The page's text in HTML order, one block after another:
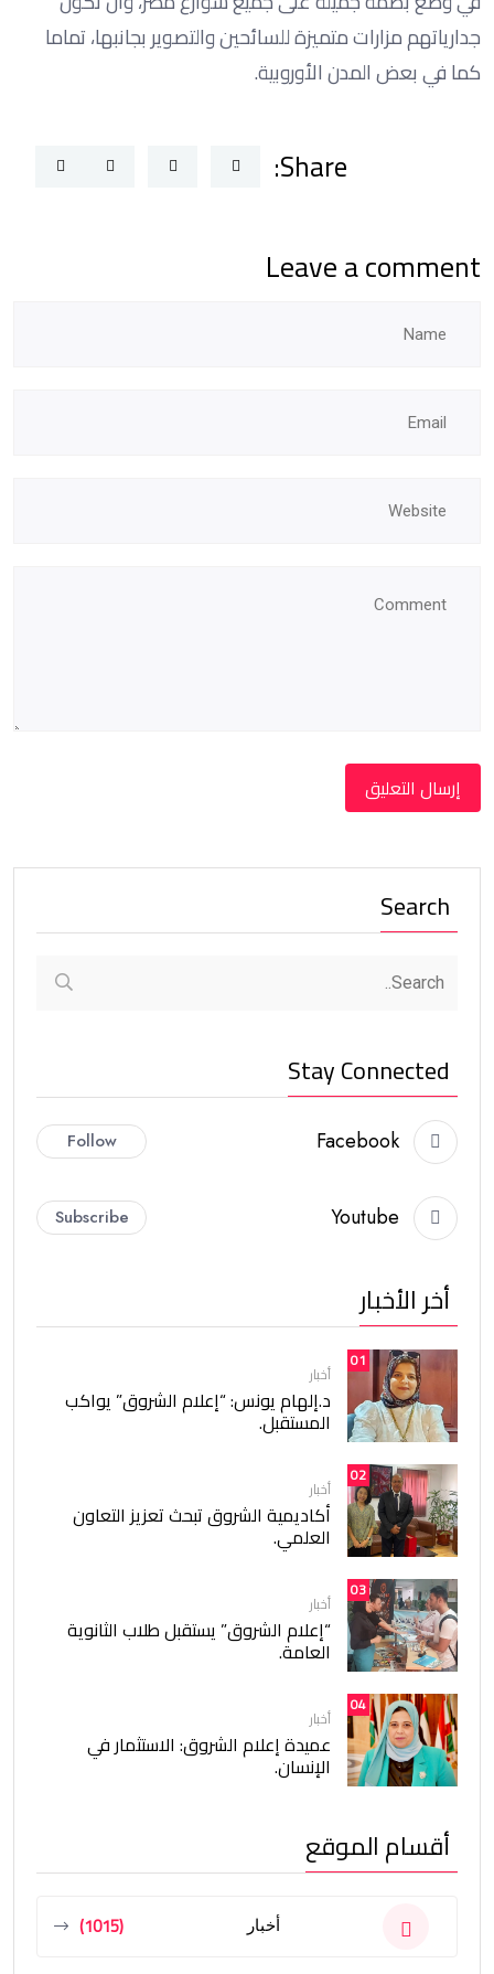
جدارياتهم مزارات متميزة للسائحين والتصوير بجانبها، تماما
كما في بعض المدن الأوروبية.
Share:
Leave a comment
Search
Stay Connected
Facebook
Follow
Youtube
Subscribe
أخر الأخبار
01
أخبار
د.إلهام يونس: “إعلام الشروق” يواكب
المستقبل.
02
أخبار
أكاديمية الشروق تبحث تعزيز التعاون
العلمي.
03
أخبار
“إعلام الشروق” يستقبل طلاب الثانوية
العامة.
04
أخبار
عميدة إعلام الشروق: الاستثمار في
الإنسان.
أقسام الموقع
أخبار (1015)